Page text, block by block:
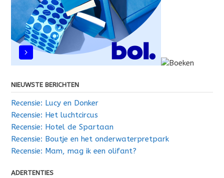
NIEUWSTE BERICHTEN
Recensie: Lucy en Donker
Recensie: Het luchtcircus
Recensie: Hotel de Spartaan
Recensie: Boutje en het onderwaterpretpark
Recensie: Mam, mag ik een olifant?
ADERTENTIES